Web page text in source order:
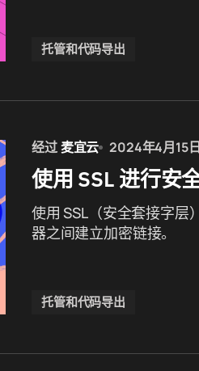
托管和代码导出
经过麦宜云 2024年4月15日
使用 SSL 进行安
使用 SSL（安全套接字层
器之间建立加密链接。
托管和代码导出